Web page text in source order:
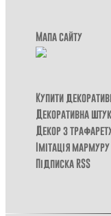
Мапа сайту
Купити
Декоративна
Декор з
Імітація мармуру
Підписка RSS